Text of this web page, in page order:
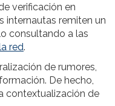
verificación en
internautas remiten un
consultando a las
red.
de rumores,
De hecho,
contextualización de